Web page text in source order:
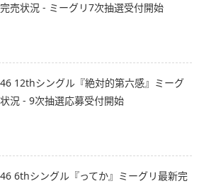
売状況 - ミーグリ7次抽選受付開始
12thシングル『絶対的第六感』ミーグ
況 - 9次抽選応募受付開始
6thシングル『ってか』ミーグリ最新完